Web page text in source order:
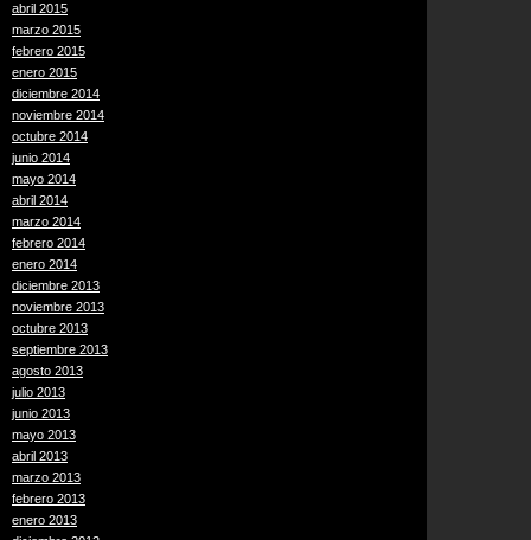
abril 2015
marzo 2015
febrero 2015
enero 2015
diciembre 2014
noviembre 2014
octubre 2014
junio 2014
mayo 2014
abril 2014
marzo 2014
febrero 2014
enero 2014
diciembre 2013
noviembre 2013
octubre 2013
septiembre 2013
agosto 2013
julio 2013
junio 2013
mayo 2013
abril 2013
marzo 2013
febrero 2013
enero 2013